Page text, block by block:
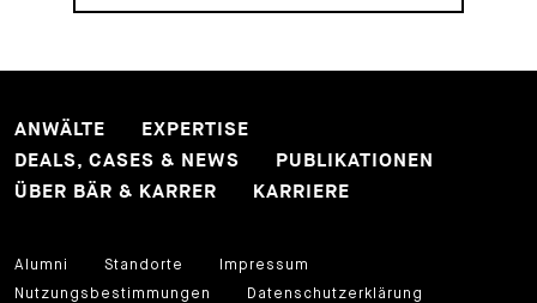
ANWÄLTE
EXPERTISE
DEALS, CASES & NEWS
PUBLIKATIONEN
ÜBER BÄR & KARRER
KARRIERE
Alumni Standorte
Impressum
Nutzungsbestimmungen
Datenschutzerklärung